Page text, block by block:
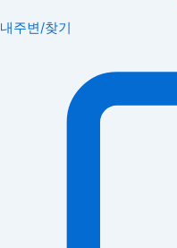
내주변/찾기